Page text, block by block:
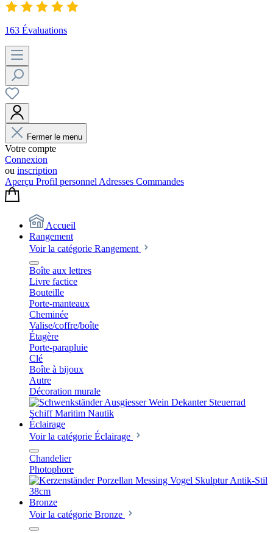
163 Évaluations
Fermer le menu
Votre compte
Connexion
ou inscription
Aperçu Profil personnel Adresses Commandes
Accueil
Rangement
Voir la catégorie Rangement
Boîte aux lettres
Livre factice
Bouteille
Porte-manteaux
Cheminée
Valise/coffre/boîte
Étagère
Porte-parapluie
Clé
Boîte à bijoux
Autre
Décoration murale
Éclairage
Voir la catégorie Éclairage
Chandelier
Photophore
Bronze
Voir la catégorie Bronze